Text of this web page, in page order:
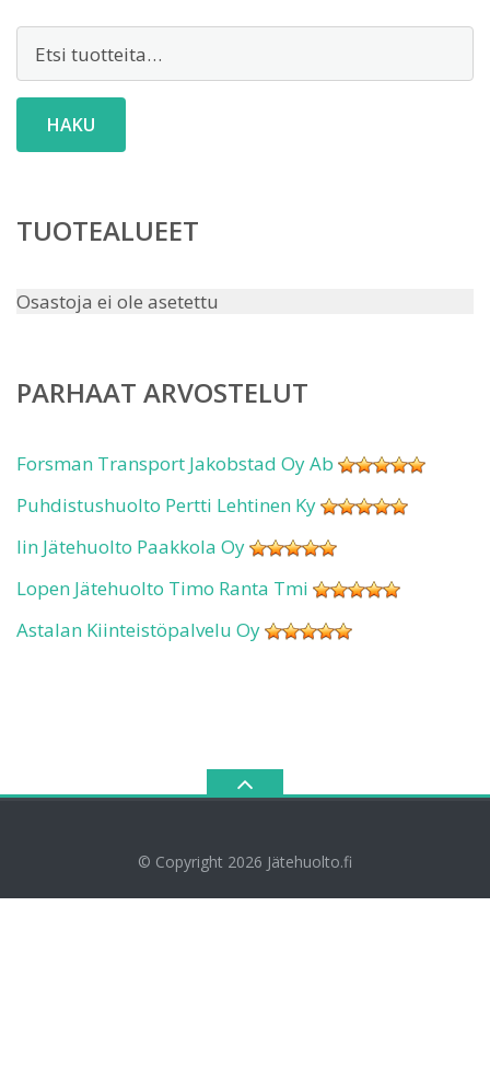
HAKU
TUOTEALUEET
Osastoja ei ole asetettu
PARHAAT ARVOSTELUT
Forsman Transport Jakobstad Oy Ab
Puhdistushuolto Pertti Lehtinen Ky
Iin Jätehuolto Paakkola Oy
Lopen Jätehuolto Timo Ranta Tmi
Astalan Kiinteistöpalvelu Oy
© Copyright 2026 Jätehuolto.fi